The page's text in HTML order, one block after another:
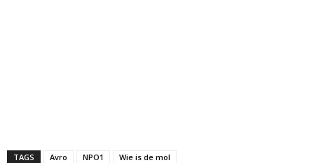
TAGS Avro NPO1 Wie is de mol